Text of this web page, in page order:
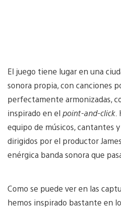
El juego tiene lugar en una
sonora propia, con canciones
perfectamente armonizadas,
inspirado en el point-and-click.
equipo de músicos, cantantes
dirigidos por el productor
enérgica banda sonora que
Como se puede ver en las
hemos inspirado bastante en